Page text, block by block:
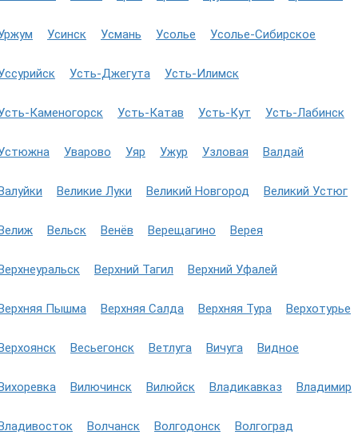
Усинск Усмань Усолье Усолье-Сибирское
Усть-Джегута Усть-Илимск
Каменогорск Усть-Катав Усть-Кут Усть-Лабинск
Уварово Уяр Ужур Узловая Валдай
Великие Луки Великий Новгород Великий Устюг
Вельск Венёв Верещагино Верея
Верхний Тагил Верхний Уфалей
Пышма Верхняя Салда Верхняя Тура Верхотурье
Весьегонск Ветлуга Вичуга Видное
Вилючинск Вилюйск Владикавказ Владимир
Волчанск Волгодонск Волгоград